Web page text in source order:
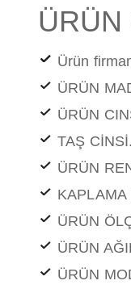
ÜRÜN
Ürün
ÜRÜN
ÜRÜN
TAŞ
ÜRÜN
ÜRÜN
ÜRÜN
ÜRÜN